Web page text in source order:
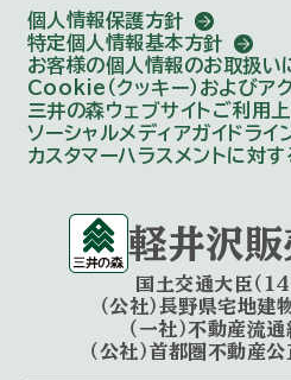
個人情報保護方針
特定個人情報基本方針
お客様の個人情報のお取扱い
Cookie（クッキー）およびア
三井の森ウェブサイトご利用
ソーシャルメディアガイドライ
カスタマーハラスメントに対
軽井沢販
国土交通大臣（
（公社）長野県宅地
（一社）不動産流
（公社）首都圏不動産